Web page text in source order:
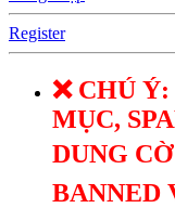
Register
❌ CHÚ
MỤC,
DUNG
BANNED